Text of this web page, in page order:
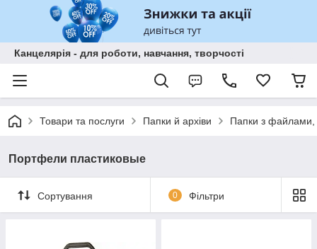
Канцелярія - для роботи, навчання, творчості
Товари та послуги Папки й архіви Папки з файлами,
Портфели пластиковые
Сортування 0 Фільтри